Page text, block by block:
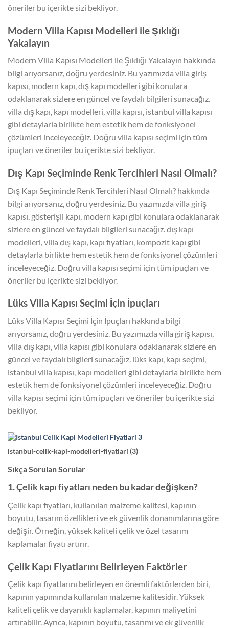
öneriler bu içerikte sizi bekliyor.
Modern Villa Kapısı Modelleri ile Şıklığı
Yakalayın
Modern Villa Kapısı Modelleri ile Şıklığı Yakalayın hakkında
bilgi arıyorsanız, doğru yerdesiniz. Bu yazımızda villa giriş
kapısı, modern kapı, dış kapı modelleri gibi konulara
odaklanarak sizlere en güncel ve faydalı bilgileri sunacağız.
villa dış kapı, kapı modelleri, villa kapısı, istanbul villa kapısı
gibi detaylarla birlikte hem estetik hem de fonksiyonel
çözümleri inceleyeceğiz. Doğru villa kapısı seçimi için tüm
ipuçları ve öneriler bu içerikte sizi bekliyor.
Dış Kapı Seçiminde Renk Tercihleri Nasıl Olmalı?
Dış Kapı Seçiminde Renk Tercihleri Nasıl Olmalı? hakkında
bilgi arıyorsanız, doğru yerdesiniz. Bu yazımızda villa giriş
kapısı, gösterişli kapı, modern kapı gibi konulara odaklanarak
sizlere en güncel ve faydalı bilgileri sunacağız. dış kapı
modelleri, villa dış kapı, kapı fiyatları, kompozit kapı gibi
detaylarla birlikte hem estetik hem de fonksiyonel çözümleri
inceleyeceğiz. Doğru villa kapısı seçimi için tüm ipuçları ve
öneriler bu içerikte sizi bekliyor.
Lüks Villa Kapısı Seçimi İçin İpuçları
Lüks Villa Kapısı Seçimi İçin İpuçları hakkında bilgi
arıyorsanız, doğru yerdesiniz. Bu yazımızda villa giriş kapısı,
villa dış kapı, villa kapısı gibi konulara odaklanarak sizlere en
güncel ve faydalı bilgileri sunacağız. lüks kapı, kapı seçimi,
istanbul villa kapısı, kapı modelleri gibi detaylarla birlikte hem
estetik hem de fonksiyonel çözümleri inceleyeceğiz. Doğru
villa kapısı seçimi için tüm ipuçları ve öneriler bu içerikte sizi
bekliyor.
istanbul-celik-kapi-modelleri-fiyatlari (3)
Sıkça Sorulan Sorular
1. Çelik kapı fiyatları neden bu kadar değişken?
Çelik kapı fiyatları, kullanılan malzeme kalitesi, kapının
boyutu, tasarım özellikleri ve ek güvenlik donanımlarına göre
değişir. Örneğin, yüksek kaliteli çelik ve özel tasarım
kaplamalar fiyatı artırır.
Çelik Kapı Fiyatlarını Belirleyen Faktörler
Çelik kapı fiyatlarını belirleyen en önemli faktörlerden biri,
kapının yapımında kullanılan malzeme kalitesidir. Yüksek
kaliteli çelik ve dayanıklı kaplamalar, kapının maliyetini
artırabilir. Ayrıca, kapının boyutu, tasarımı ve ek güvenlik